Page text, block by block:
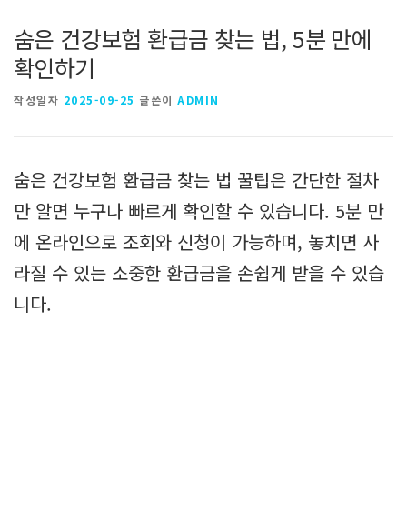
숨은 건강보험 환급금 찾는 법, 5분 만에
확인하기
작성일자 2025-09-25 글쓴이 ADMIN
숨은 건강보험 환급금 찾는 법 꿀팁은 간단한 절차
만 알면 누구나 빠르게 확인할 수 있습니다. 5분 만
에 온라인으로 조회와 신청이 가능하며, 놓치면 사
라질 수 있는 소중한 환급금을 손쉽게 받을 수 있습
니다.